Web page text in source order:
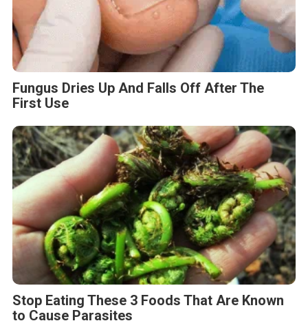
Fungus Dries Up And Falls Off After The
First Use
Stop Eating These 3 Foods That Are Known
to Cause Parasites